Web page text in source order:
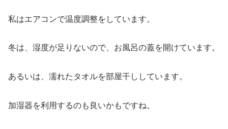
私はエアコンで温度調整をしています。
冬は、湿度が足りないので、お風呂の蓋を開けています。
あるいは、濡れたタオルを部屋干ししています。
加湿器を利用するのも良いかもですね。